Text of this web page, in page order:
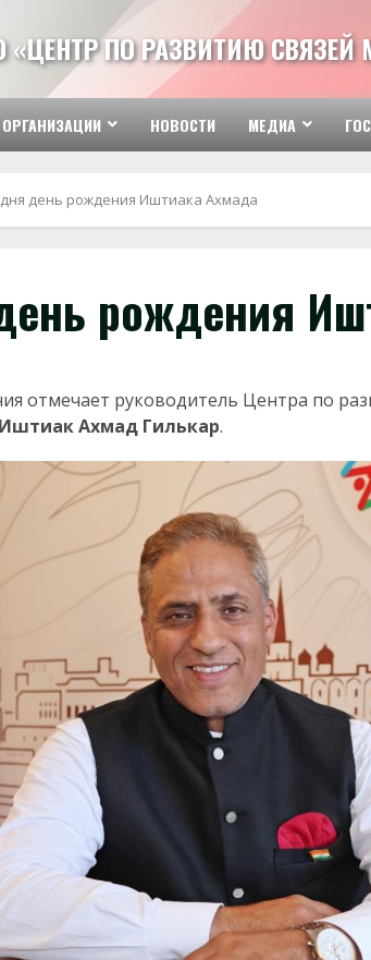
«ЦЕНТР ПО РАЗВИТИЮ
НОВОСТИ МЕДИА
день рождения Иштиака Ахмада
рождения
отмечает руководитель Центра по
Иштиак Ахмад Гилькар.